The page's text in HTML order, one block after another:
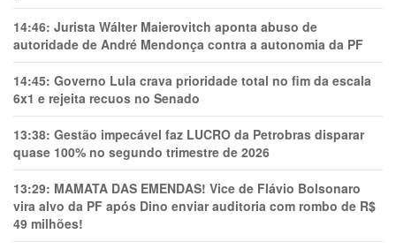
14:46: Jurista Wálter Maierovitch aponta abuso de
autoridade de André Mendonça contra a autonomia da PF
14:45: Governo Lula crava prioridade total no fim da escala
6x1 e rejeita recuos no Senado
13:38: Gestão impecável faz LUCRO da Petrobras disparar
quase 100% no segundo trimestre de 2026
13:29: MAMATA DAS EMENDAS! Vice de Flávio Bolsonaro
vira alvo da PF após Dino enviar auditoria com rombo de R$
49 milhões!